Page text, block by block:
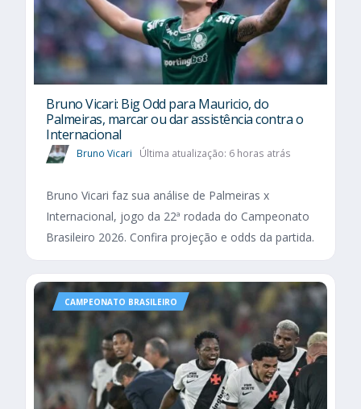
Bruno Vicari: Big Odd para Mauricio, do
Palmeiras, marcar ou dar assistência contra o
Internacional
Bruno Vicari Última atualização: 6 horas atrás
Bruno Vicari faz sua análise de Palmeiras x
Internacional, jogo da 22ª rodada do Campeonato
Brasileiro 2026. Confira projeção e odds da partida.
CAMPEONATO BRASILEIRO